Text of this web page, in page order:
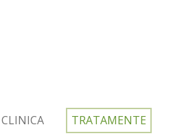
CLINICA TRATAMENTE